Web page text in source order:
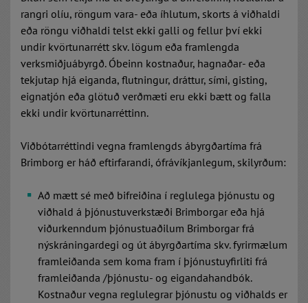
rangri olíu, röngum vara- eða íhlutum, skorts á viðhaldi
eða röngu viðhaldi telst ekki galli og fellur því ekki
undir kvörtunarrétt skv. lögum eða framlengda
verksmiðjuábyrgð. Óbeinn kostnaður, hagnaðar- eða
tekjutap hjá eiganda, flutningur, dráttur, sími, gisting,
eignatjón eða glötuð verðmæti eru ekki bætt og falla
ekki undir kvörtunarréttinn.
Viðbótarréttindi vegna framlengds ábyrgðartíma frá
Brimborg er háð eftirfarandi, ófrávíkjanlegum, skilyrðum:
Að mætt sé með bifreiðina í reglulega þjónustu og
viðhald á þjónustuverkstæði Brimborgar eða hjá
viðurkenndum þjónustuaðilum Brimborgar frá
nýskráningardegi og út ábyrgðartíma skv. fyrirmælum
framleiðanda sem koma fram í þjónustuyfirliti frá
framleiðanda /þjónustu- og eigandahandbók.
Kostnaður vegna reglulegrar þjónustu og viðhalds er